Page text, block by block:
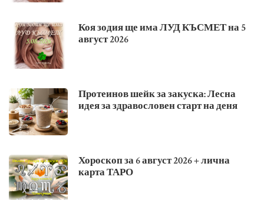
Коя зодия ще има ЛУД КЪСМЕТ на 5
август 2026
Протеинов шейк за закуска: Лесна
идея за здравословен старт на деня
Хороскоп за 6 август 2026 + лична
карта ТАРО